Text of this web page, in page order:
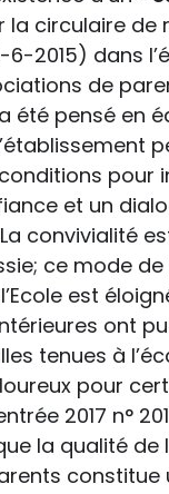
la circulaire de
6-2015) dans
de
été pensé en
pour
et un
convivialité
ce mode
est
ont
tenues à
pour
2017 n°
la qualité de
constitue